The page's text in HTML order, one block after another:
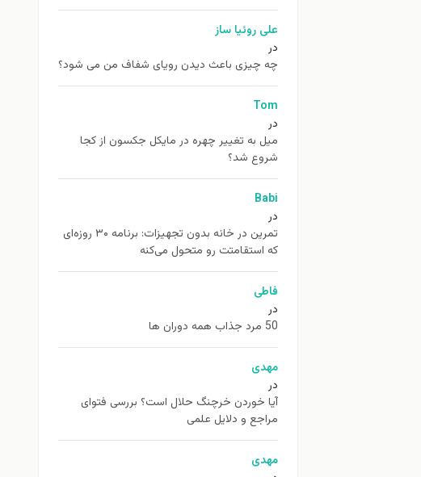
علی روئیا ساز
در
چه چیزی باعث دیدن رویای شفاف من می شود؟
Tom
در
ميل به تغيير چهره در مایکل جکسون از كجا
شروع شد؟
Babi
در
تمرین در خانه بدون تجهیزات: برنامه ۳۰ روزه‌ای
که استقامتت رو متحول می‌کنه
فاطی
در
50 مرد جذاب همه دوران ها
مهدی
در
آیا خوردن خرچنگ حلال است؟ بررسی فتوای
مراجع و دلایل علمی
مهدی